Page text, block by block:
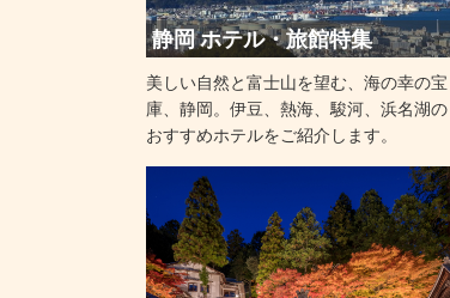
静岡 ホテル・旅館特集
美しい自然と富士山を望む、海の幸の宝
庫、静岡。伊豆、熱海、駿河、浜名湖の
おすすめホテルをご紹介します。